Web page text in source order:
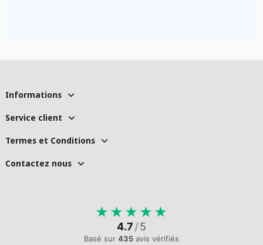
Informations
Service client
Termes et Conditions
Contactez nous
★ ★ ★ ★ ★
4.7/5
Basé sur 435 avis vérifiés